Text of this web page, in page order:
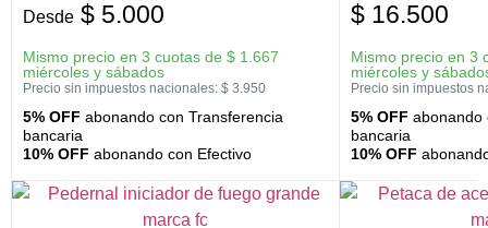
Desde $ 5.000
Mismo precio en 3 cuotas de $ 1.667
miércoles y sábados
Precio sin impuestos nacionales: $ 3.950
5% OFF abonando con Transferencia
bancaria
10% OFF abonando con Efectivo
$ 16.500
Mismo precio en 3
miércoles y
Precio sin impuestos
5% OFF abonando
bancaria
10% OFF